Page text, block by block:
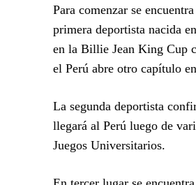
Para comenzar se
primera deportista nacida
en la Billie Jean King Cup
el Perú abre otro capítulo
La segunda deportista
llegará al Perú luego de
Juegos Universitarios.